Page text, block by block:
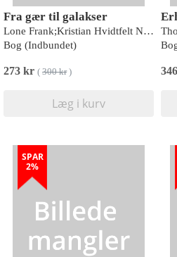
Fra gær til galakser
Lone Frank;Kristian Hvidtfelt Nielsen
Bog (Indbundet)
273 kr ( 300 kr)
Læg i kurv
SPAR
2%